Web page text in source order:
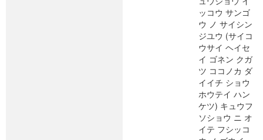
ッコウ サンゴ
ウ ノ サイシン
ジユウ (サイコ
ウサイ ヘイセ
イ ゴネン クガ
ツ ココノカ ダ
イイチ ショウ
ホウテイ ハン
ケツ) キュウフ
ソショウ ニ オ
イテ フシッコ